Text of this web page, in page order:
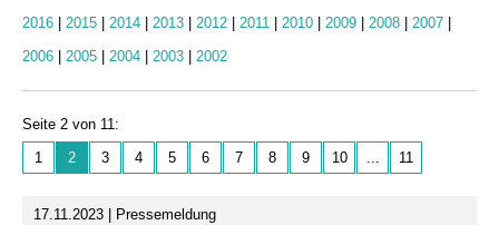
2016
2015 2014 2013 2012 2011 2010 2009 2008 2007
2006
2005 2004 2003 2002
Seite 2 von 11:
1
2 3 4 5 6 7 8 9 10 ... 11
17.11.2023 | Pressemeldung